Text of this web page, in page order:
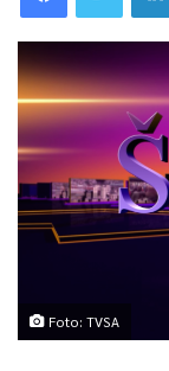
Foto: TVSA